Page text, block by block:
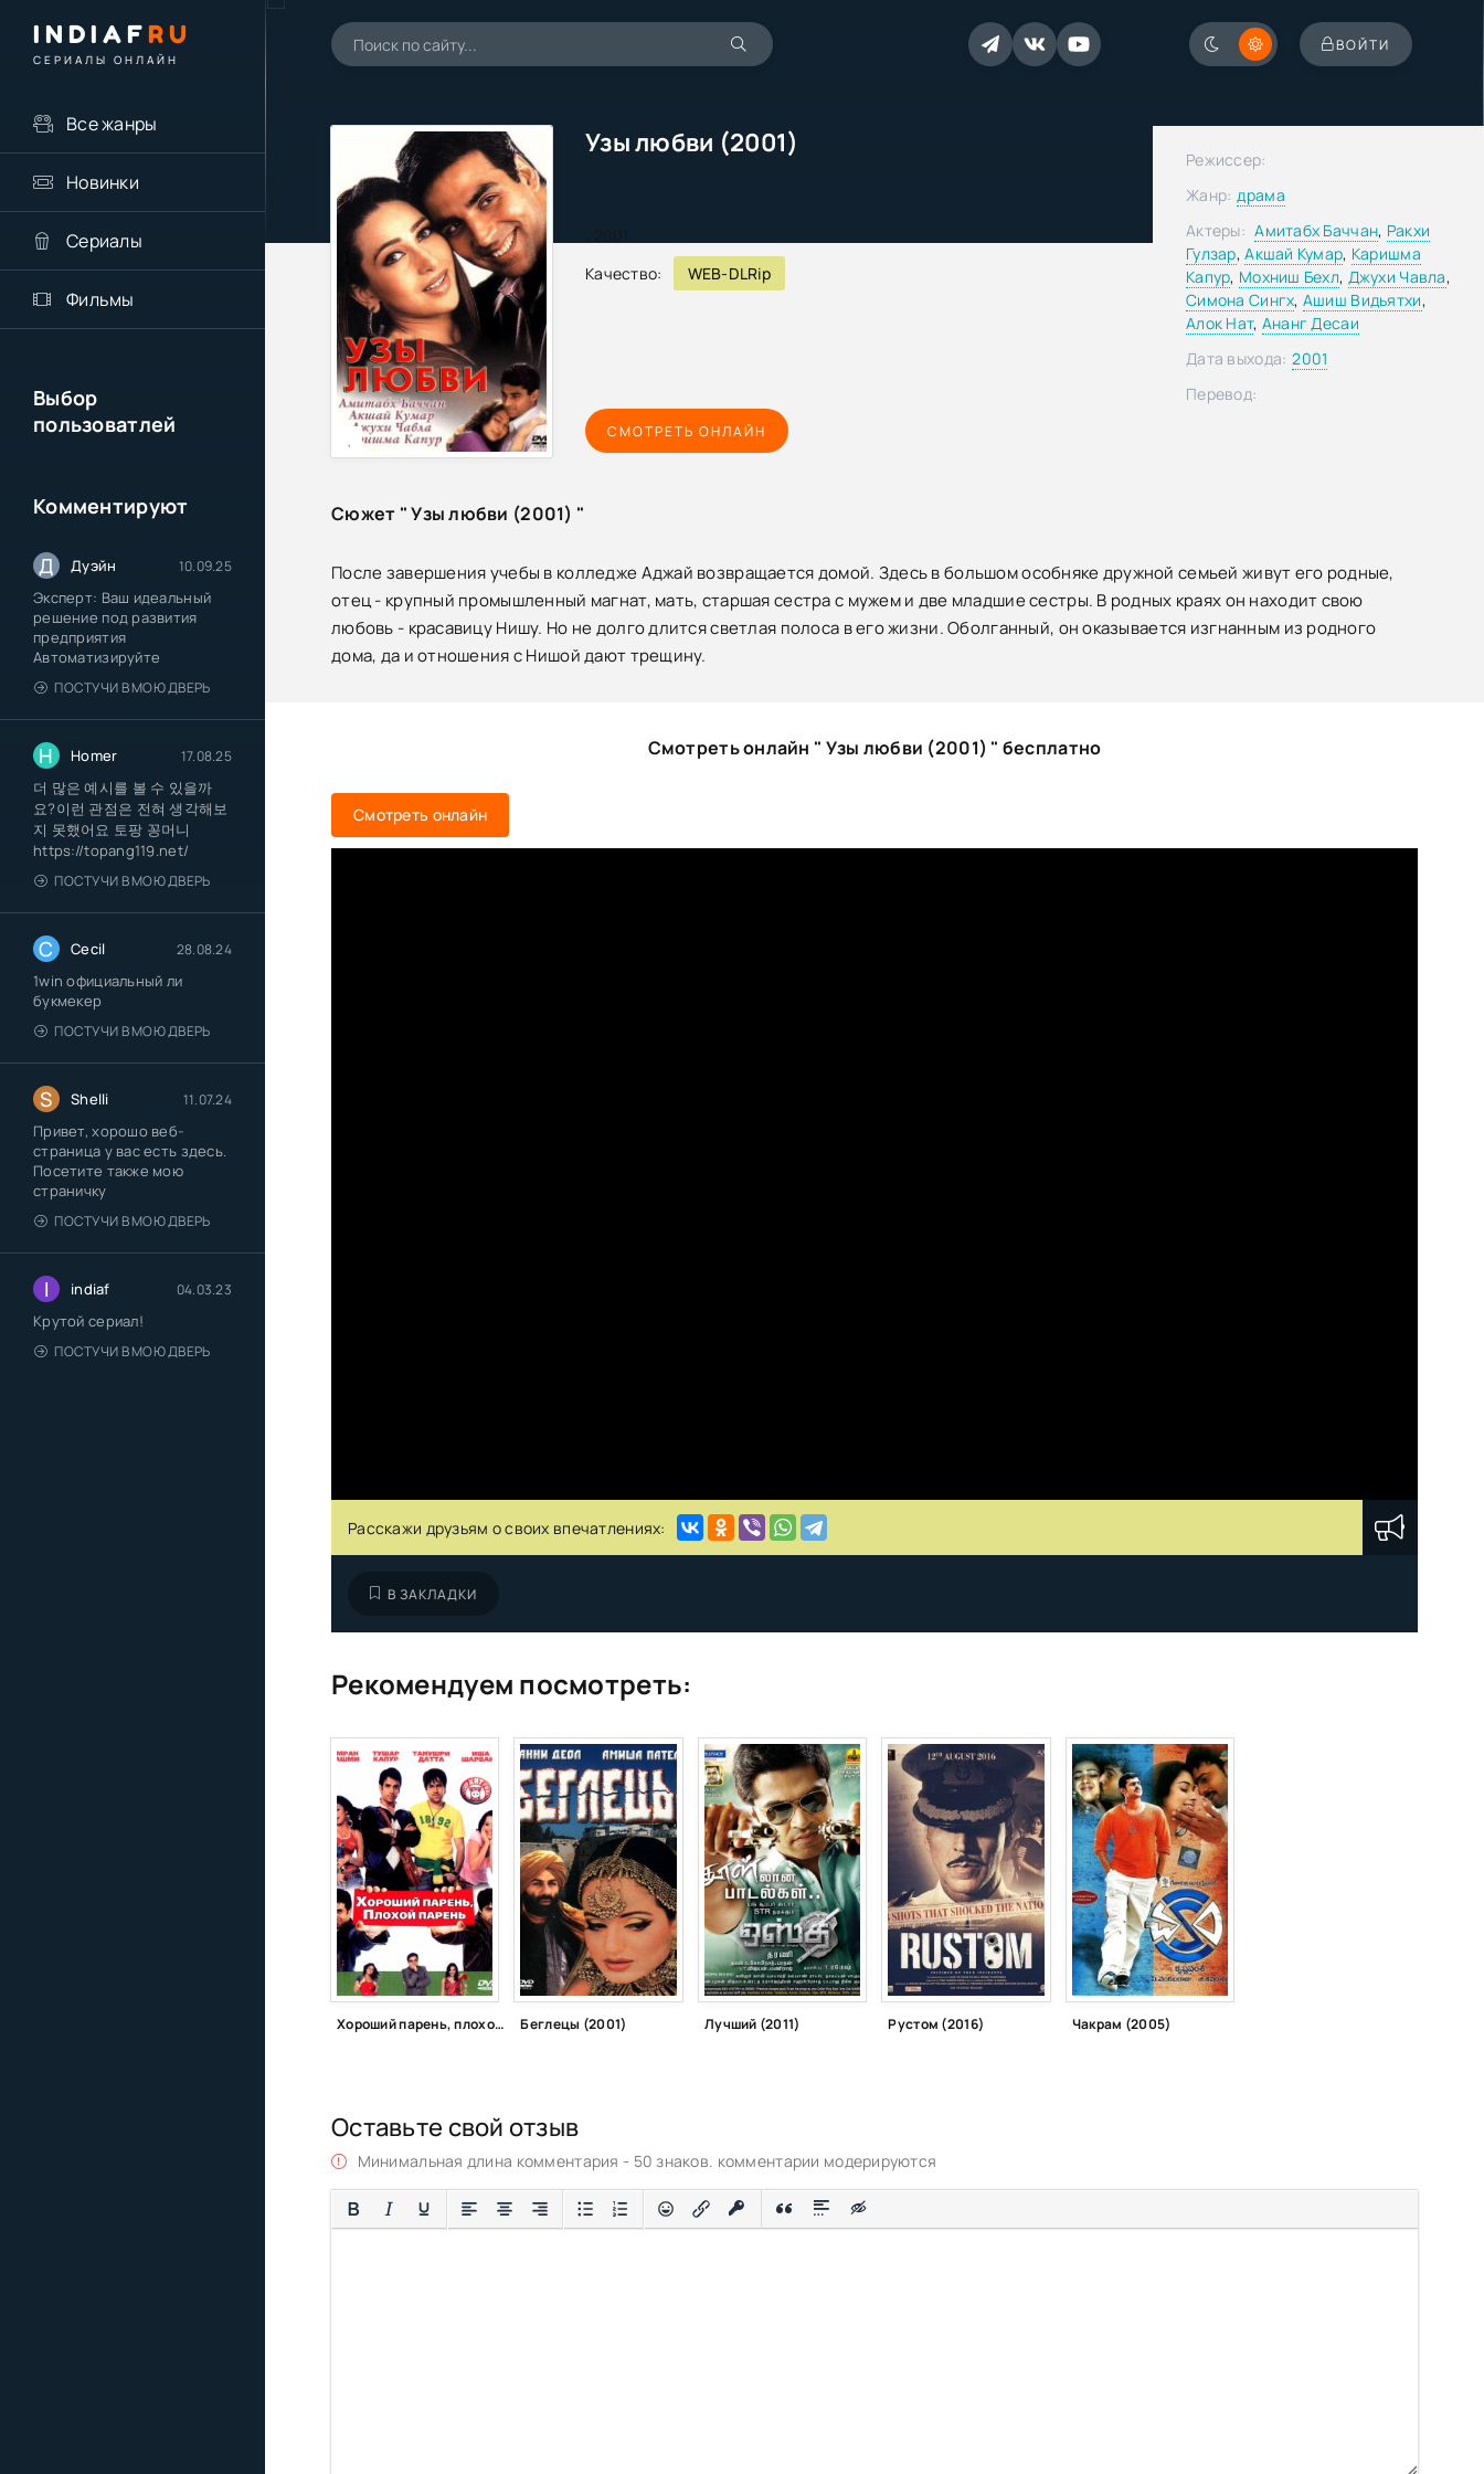
INDIAFRU
СЕРИАЛЫ ОНЛАЙН
ВОЙТИ
Все жанры
Новинки
Сериалы
Фильмы
Выбор
пользоватлей
Комментируют
Д Дуэйн 10.09.25
Эксперт: Ваш идеальный
решение под развития
предприятия
Автоматизируйте
ПОСТУЧИ В МОЮ ДВЕРЬ
H Homer 17.08.25
더 많은 예시를 볼 수 있을까
요?이런 관점은 전혀 생각해보
지 못했어요 토팡 꽁머니
https://topang119.net/
ПОСТУЧИ В МОЮ ДВЕРЬ
C Cecil 28.08.24
1win официальный ли
букмекер
ПОСТУЧИ В МОЮ ДВЕРЬ
S Shelli 11.07.24
Привет, хорошо веб-
страница у вас есть здесь.
Посетите также мою
страничку
ПОСТУЧИ В МОЮ ДВЕРЬ
I indiaf 04.03.23
Крутой сериал!
ПОСТУЧИ В МОЮ ДВЕРЬ
Узы любви (2001)
2001
Качество:
WEB-DLRip
,
СМОТРЕТЬ ОНЛАЙН
Режиссер:
Жанр: драма
Актеры: Амитабх Баччан, Ракхи
Гулзар,Акшай Кумар, Каришма
Капур, Мохниш Бехл, Джухи Чавла,
Симона Сингх, Ашиш Видьятхи,
Алок Нат, Ананг Десаи
Дата выхода: 2001
Перевод:
Сюжет " Узы любви (2001) "
После завершения учебы в колледже Аджай возвращается домой. Здесь в большом особняке дружной семьей живут его родные,
отец - крупный промышленный магнат, мать, старшая сестра с мужем и две младшие сестры. В родных краях он находит свою
любовь - красавицу Нишу. Но не долго длится светлая полоса в его жизни. Оболганный, он оказывается изгнанным из родного
дома, да и отношения с Нишой дают трещину.
Смотреть онлайн " Узы любви (2001) " бесплатно
Смотреть онлайн
Расскажи друзьям о своих впечатлениях:
В ЗАКЛАДКИ
Рекомендуем посмотреть:
Хороший парень, плохой парень (2007) Беглецы (2001) Лучший (2011) Рустом (2016) Чакрам (2005)
Оставьте свой отзыв
Минимальная длина комментария - 50 знаков. комментарии модерируются